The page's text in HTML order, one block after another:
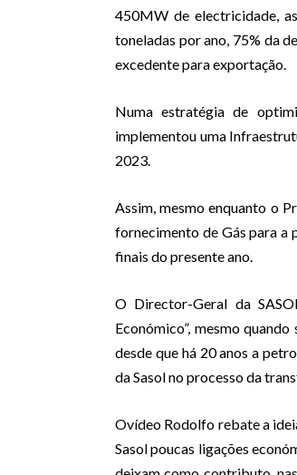
450MW de electricidade,
toneladas por ano, 75% da
excedente para exportação.
Numa estratégia de
implementou uma
2023.
Assim, mesmo enquanto o
fornecimento de Gás para
finais do presente ano.
O Director-Geral da
Económico”, mesmo
desde que há 20 anos a
da Sasol no processo da
Ovídeo Rodolfo rebate a
Sasol poucas ligações